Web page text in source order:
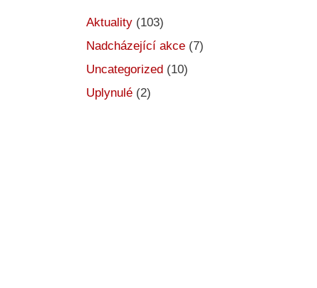
Aktuality(103)
Nadcházející akce(7)
Uncategorized(10)
Uplynulé(2)